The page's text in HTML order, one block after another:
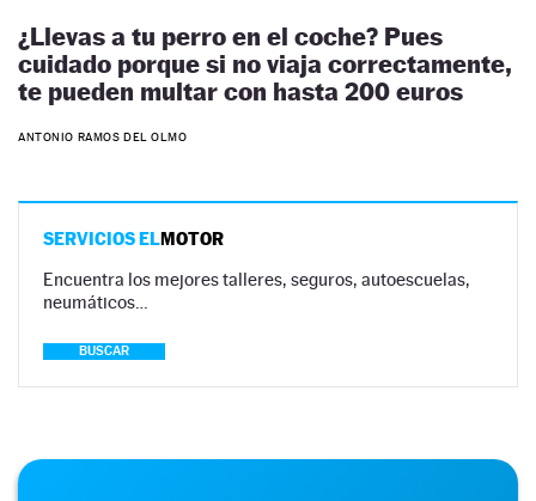
¿Llevas a tu perro en el coche? Pues
cuidado porque si no viaja correctamente,
te pueden multar con hasta 200 euros
ANTONIO RAMOS DEL OLMO
SERVICIOS ELMOTOR
Encuentra los mejores talleres, seguros, autoescuelas,
neumáticos…
BUSCAR